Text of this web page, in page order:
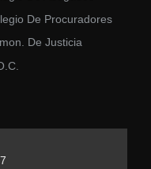
De Procuradores
De Justicia